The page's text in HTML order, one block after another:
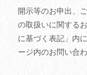
開示等のお申出、
の取扱いに関する
に基づく表記」内
ージ内のお問い合